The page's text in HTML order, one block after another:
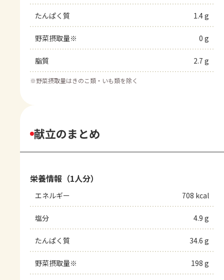
たんぱく質 1.4 g
野菜摂取量※ 0 g
脂質 2.7 g
※野菜摂取量はきのこ類・いも類を除く
献立のまとめ
栄養情報（1人分）
エネルギー 708 kcal
塩分 4.9 g
たんぱく質 34.6 g
野菜摂取量※ 198 g